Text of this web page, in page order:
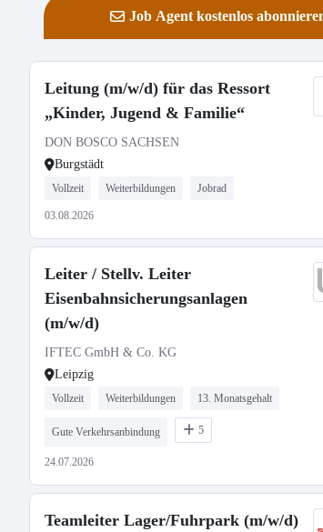
Job Agent kostenlos
Leitung (m/w/d) für das Ressort
„Kinder, Jugend & Familie“
DON BOSCO SACHSEN
Burgstädt
Vollzeit Weiterbildungen Jobrad
03.08.2026
Leiter / Stellv. Leiter
Eisenbahnsicherungsanlagen
(m/w/d)
IFTEC GmbH & Co. KG
Leipzig
Vollzeit Weiterbildungen 13. Monatsgehalt
Gute Verkehrsanbindung 5
24.07.2026
Teamleiter Lager/Fuhrpark (m/w/d)